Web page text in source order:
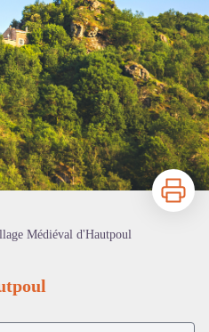
Imprimer
Médiéval d'Hautpoul